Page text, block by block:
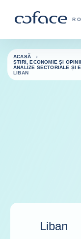
Înapoi la pagina de
ACASĂ
ȘTIRI, ECONOMIE ȘI
ANALIZE SECTORIALE ȘI
LIBAN
Liban